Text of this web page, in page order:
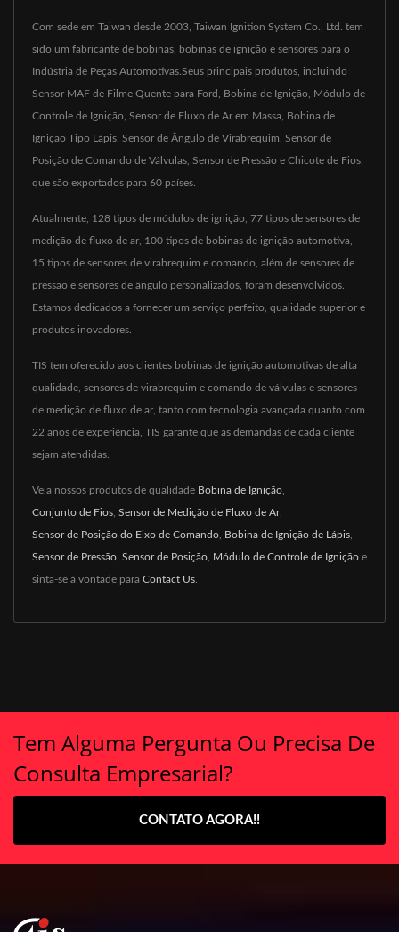
Com sede em Taiwan desde 2003, Taiwan Ignition System Co., Ltd. tem
sido um fabricante de bobinas, bobinas de ignição e sensores para o
Indústria de Peças Automotivas.Seus principais produtos, incluindo
Sensor MAF de Filme Quente para Ford, Bobina de Ignição, Módulo de
Controle de Ignição, Sensor de Fluxo de Ar em Massa, Bobina de
Ignição Tipo Lápis, Sensor de Ângulo de Virabrequim, Sensor de
Posição de Comando de Válvulas, Sensor de Pressão e Chicote de Fios,
que são exportados para 60 países.
Atualmente, 128 tipos de módulos de ignição, 77 tipos de sensores de
medição de fluxo de ar, 100 tipos de bobinas de ignição automotiva,
15 tipos de sensores de virabrequim e comando, além de sensores de
pressão e sensores de ângulo personalizados, foram desenvolvidos.
Estamos dedicados a fornecer um serviço perfeito, qualidade superior e
produtos inovadores.
TIS tem oferecido aos clientes bobinas de ignição automotivas de alta
qualidade, sensores de virabrequim e comando de válvulas e sensores
de medição de fluxo de ar, tanto com tecnologia avançada quanto com
22 anos de experiência, TIS garante que as demandas de cada cliente
sejam atendidas.
Veja nossos produtos de qualidade Bobina de Ignição
Conjunto de Fios Sensor de Medição de Fluxo de Ar,
Sensor de Posição do Eixo de Comando Bobina de Ignição de Lápis
Sensor de Pressão Sensor de Posição Módulo de Controle de Ignição e
sinta-se à vontade para Contact Us
Tem Alguma Pergunta Ou Precisa De
Consulta Empresarial?
CONTATO AGORA!!